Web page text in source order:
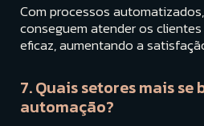
Com processos
conseguem atender os
eficaz, aumentando a
7. Quais setores mais se
automação?